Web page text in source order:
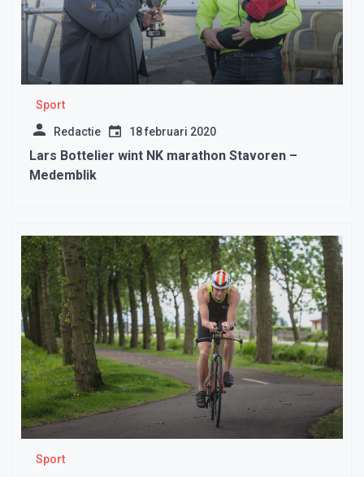
Sport
Redactie 18 februari 2020
Lars Bottelier wint NK marathon Stavoren –
Medemblik
Sport